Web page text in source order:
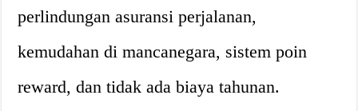
perlindungan asuransi perjalanan,
kemudahan di mancanegara, sistem poin
reward, dan tidak ada biaya tahunan.